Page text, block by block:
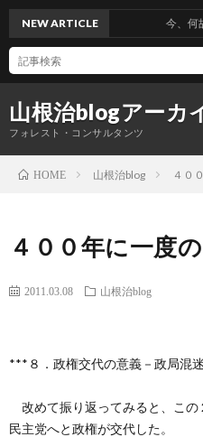
山根治blogアーカ
フォレスト・コンサルタンツ
NEW ARTICLE 今、何故
HOME 山根治blog ４０
４００年に一度
2011.03.08 山根治blog
***８．政権交代の意義－政局混
改めて振り返ってみると、この
民主党へと政権が交代した。